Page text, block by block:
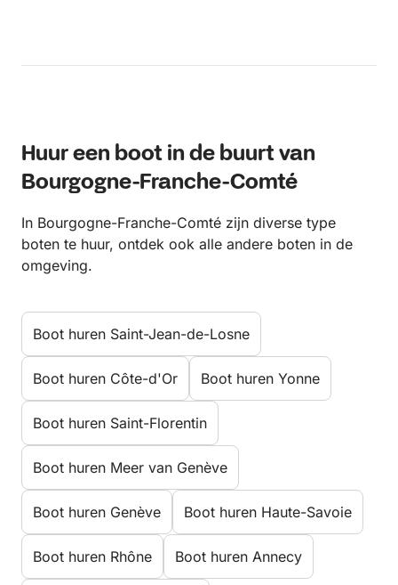
Huur een boot in de buurt van
Bourgogne-Franche-Comté
In Bourgogne-Franche-Comté zijn diverse type
boten te huur, ontdek ook alle andere boten in de
omgeving.
Boot huren Saint-Jean-de-Losne
Boot huren Côte-d'Or Boot huren Yonne
Boot huren Saint-Florentin
Boot huren Meer van Genève
Boot huren Genève Boot huren Haute-Savoie
Boot huren Rhône Boot huren Annecy